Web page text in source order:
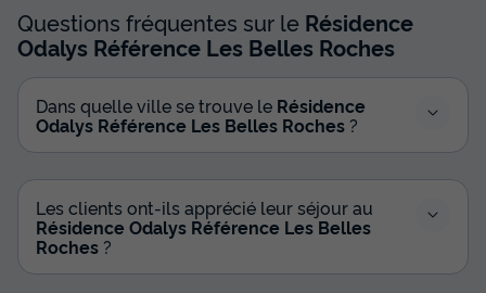
Questions fréquentes sur le Résidence
Odalys Référence Les Belles Roches
Dans quelle ville se trouve le Résidence
Odalys Référence Les Belles Roches ?
Les clients ont-ils apprécié leur séjour au
Résidence Odalys Référence Les Belles
Roches ?